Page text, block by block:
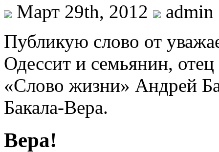
Март 29th, 2012
admin
Публикую слово от
Одессит и семьянин,
«Слово жизни» Андрей
Бакала-Вера.
Вера!